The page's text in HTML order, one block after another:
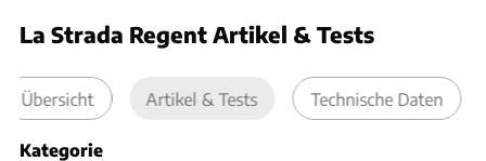
La Strada Regent Artikel & Tests
Übersicht Artikel & Tests Technische Daten
Kategorie